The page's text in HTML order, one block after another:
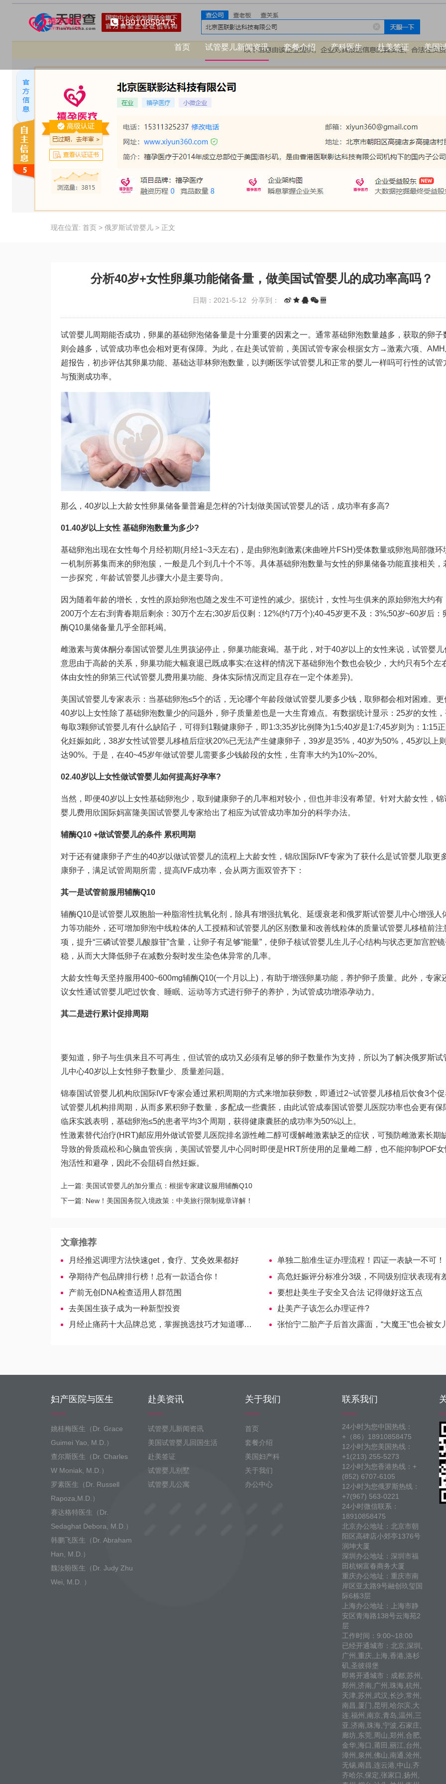
18910858475
首页 试管婴儿新闻资讯 套餐介绍 产科医生 赴美签证 美国
现在位置: 首页 > 俄罗斯试管婴儿 > 正文
分析40岁+女性卵巢功能储备量，做美国试管婴儿的成功率高吗？
日期：2021-5-12 分享到：
试管婴儿周期能否成功，卵巢的基础卵泡储备量是十分重要的因素之一。通常基础卵泡数量越多，获取的卵子
则会越多，试管成功率也会相对更有保障。为此，在赴美试管前，美国试管专家会根据女方→激素六项、AMH
超报告，初步评估其卵巢功能、基础达菲林卵泡数量，以判断医学试管婴儿和正常的婴儿一样吗可行性的试管
与预测成功率。
那么，40岁以上大龄女性卵巢储备量普遍是怎样的?计划做美国试管婴儿的话，成功率有多高?
01.40岁以上女性 基础卵泡数量为多少?
基础卵泡出现在女性每个月经初期(月经1~3天左右)，是由卵泡刺激素(来曲唑片FSH)受体数量或卵泡局部微环
一机制所募集而来的卵泡簇，一般是几个到几十个不等。具体基础卵泡数量与女性的卵巢储备功能直接相关，
一步探究，年龄试管婴儿步骤大小是主要导向。
因为随着年龄的增长，女性的原始卵泡也随之发生不可逆性的减少。据统计，女性与生俱来的原始卵泡大约有
200万个左右;到青春期后剩余：30万个左右;30岁后仅剩：12%(约7万个);40-45岁更不及：3%;50岁~60岁后：
酶Q10巢储备量几乎全部耗竭。
雌激素与黄体酮分泰国试管婴儿生男孩泌停止，卵巢功能衰竭。基于此，对于40岁以上的女性来说， 试管婴儿
意思由于高龄的关系，卵巢功能大幅衰退已既成事实;在这样的情况下基础卵泡个数也会较少，大约只有5个左
体由女性的卵第三代试管婴儿费用巢功能、身体实际情况而定且存在一定个体差异)。
美国试管婴儿专家表示：当基础卵泡≤5个的话，无论哪个年龄段做试管婴儿要多少钱 ，取卵都会相对困难。
40岁以上女性除了基础卵泡数量少的问题外，卵子质量差也是一大生育难点。有数据统计显示：25岁的女性
每取3颗卵试管婴儿有什么缺陷子，可得到1颗健康卵子，即1:3;35岁比例降为1:5;40岁是1:7;45岁则为：1:15正
化妊娠如此，38岁女性试管婴儿移植后症状20%已无法产生健康卵子，39岁是35%，40岁为50%，45岁以上
达90%。于是，在40~45岁年做试管婴儿需要多少钱龄段的女性，生育率大约为10%~20%。
02.40岁以上女性做试管婴儿如何提高好孕率?
当然，即便40岁以上女性基础卵泡少，取到健康卵子的几率相对较小，但也并非没有希望。针对大龄女性，锦
婴儿费用 欣国际妈富隆美国试管婴儿专家给出了相应为试管成功率加分的科学办法。
辅酶Q10 +做试管婴儿的条件累积周期
对于还有健康卵子产生的40岁以做试管婴儿的流程 上大龄女性，锦欣国际IVF专家为了获什么是试管婴儿取更
康卵子，满足试管周期所需，提高IVF成功率，会从两方面双管齐下：
其一是试管前服用辅酶Q10
辅酶Q10是试管婴儿双胞胎一种脂溶性抗氧化剂，除具有增强抗氧化、延缓衰老和俄罗斯试管婴儿中心增强人
力等功能外，还可增加卵泡中线粒体的 人工授精和试管婴儿的区别 数量和改善线粒体的质量试管婴儿移植前注
项 ，提升“三磷试管婴儿酸腺苷”含量，让卵子有足够“能量”，使卵子核试管婴儿生儿子心结构与状态更加宫腔镜
稳，从而大大降低卵子在减数分裂时发生染色体异常的几率。
大龄女性每天坚持服用400~600mg辅酶Q10(一个月以上)，有助于增强卵巢功能，养护卵子质量。此外，专家
议女性通试管婴儿吧过饮食、睡眠、运动等方式进行卵子的养护，为试管成功增添孕动力。
其二是进行累计促排周期
要知道，卵子与生俱来且不可再生，但试管的成功又必须有足够的卵子数量作为支持，所以为了解决俄罗斯试
儿中心40岁以上女性卵子数量少、质量差问题。
锦泰国试管婴儿机构欣国际IVF专家会通过累积周期的方式来增加获卵数，即通过2~试管婴儿移植后饮食3个促
试管婴儿机构排周期，从而多累积卵子数量，多配成一些囊胚，由此试管成泰国试管婴儿医院功率也会更有保
临床实践表明，基础卵泡≤5的患者平均3个周期，获得健康囊胚的成功率为50%以上。
性激素替代治疗(HRT)邮应用外做试管婴儿医院排名源性雌二醇可缓解雌激素缺乏的症状，可预防雌激素长期
导致的骨质疏松和心脑血管疾病，美国试管婴儿中心同时即便是HRT所使用的足量雌二醇，也不能抑制POF女
泡活性和避孕，因此不会阻碍自然妊娠。
上一篇: 美国试管婴儿的加分重点：根据专家建议服用辅酶Q10
下一篇: New！美国国务院入境政策：中美旅行限制规章详解！
文章推荐
月经推迟调理方法快速get，食疗、艾灸效果都好
单独二胎准生证办理流程！四证一表缺一不可！
孕期待产包品牌排行榜！总有一款适合你！
高危妊娠评分标准分3级，不同级别症状表现有
产前无创DNA检查适用人群范围
要想赴美生子安全又合法 记得做好这五点
去美国生孩子成为一种新型投资
赴美产子该怎么办理证件?
月经止痛药十大品牌总览，掌握挑选技巧才知道哪个好
张怡宁二胎产子后首次露面，“大魔王”也会被女儿气到内
妇产医院与医生
姚桂梅医生（Dr. Grace
Guimei Yao, M.D.）
查尔斯医生（Dr. Charles
W Moniak, M.D.）
罗素医生（Dr. Russell
Rapoza,M.D.）
赛达格特医生（Dr.
Sedaghat Debora, M.D.）
韩鹏飞医生（Dr. Abraham
Han, M.D.）
魏汝盼医生（Dr. Judy Zhu
Wei, M.D. ）
赴美资讯
试管婴儿新闻资讯
美国试管婴儿回国生活
赴美签证
试管婴儿别墅
试管婴儿公寓
关于我们
首页
套餐介绍
美国妇产科
关于我们
办公中心
联系我们
24小时为您中国热线：
+（86）18910858475
12小时为您美国热线：
+1(213) 255-5273
12小时为您香港热线：+
(852) 6707-6105
12小时为您俄罗斯热线：
+7(967) 563-0221
24小时微信联系：
18910858475
北京办公地址：北京市朝
阳区高碑店小郊亭1376号
润坤大厦
深圳办公地址：深圳市福
田杭钢富春商务大厦
重庆办公地址：重庆市南
岸区亚太路9号融创玖玺国
际6栋3层
上海办公地址：上海市静
安区青海路138号云海苑2
层
工作时间：9:00~18:00
已经开通城市：北京,深圳,
广州,重庆,上海,香港,洛杉
矶,圣彼得堡
即将开通城市：成都,苏州,
郑州,济南,广州,珠海,杭州,
天津,苏州,武汉,长沙,常州,
南昌,厦门,昆明,哈尔滨,大
连,福州,南京,青岛,温州,三
亚,济南,珠海,宁波,石家庄,
廊坊,东莞,周山,郑州,合肥,
金华,海口,莆田,丽江,台州,
漳州,泉州,佛山,南通,沧州,
无锡,南昌,连云港,中山,齐
齐哈尔,保定,张家口,扬州,